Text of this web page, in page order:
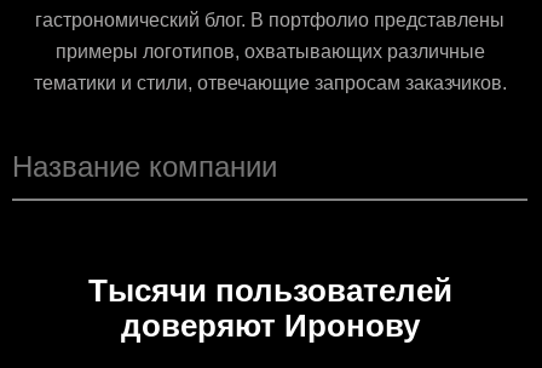
гастрономический блог. В портфолио представлены
примеры логотипов, охватывающих различные
тематики и стили, отвечающие запросам заказчиков.
Тысячи пользователей
доверяют Иронову